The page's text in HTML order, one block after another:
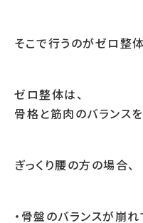
そこで行うのがゼロ整体
ゼロ整体は、
骨格と筋肉のバランス
ぎっくり腰の方の場合、
・骨盤のバランスが崩れ